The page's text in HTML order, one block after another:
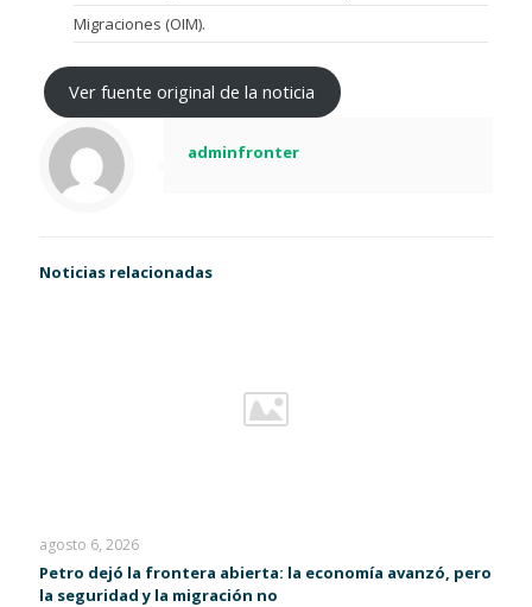
Migraciones (OIM).
Ver fuente original de la noticia
adminfronter
Noticias relacionadas
agosto 6, 2026
Petro dejó la frontera abierta: la economía avanzó, pero
la seguridad y la migración no